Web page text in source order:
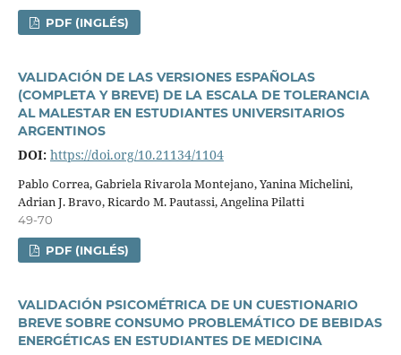
PDF (INGLÉS)
VALIDACIÓN DE LAS VERSIONES ESPAÑOLAS
(COMPLETA Y BREVE) DE LA ESCALA DE TOLERANCIA
AL MALESTAR EN ESTUDIANTES UNIVERSITARIOS
ARGENTINOS
DOI: https://doi.org/10.21134/1104
Pablo Correa, Gabriela Rivarola Montejano, Yanina Michelini,
Adrian J. Bravo, Ricardo M. Pautassi, Angelina Pilatti
49-70
PDF (INGLÉS)
VALIDACIÓN PSICOMÉTRICA DE UN CUESTIONARIO
BREVE SOBRE CONSUMO PROBLEMÁTICO DE BEBIDAS
ENERGÉTICAS EN ESTUDIANTES DE MEDICINA